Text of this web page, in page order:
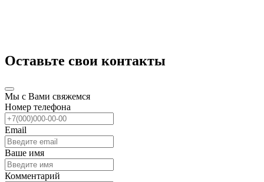
Оставьте свои контакты
Мы с Вами свяжемся
Номер телефона
Email
Ваше имя
Комментарий